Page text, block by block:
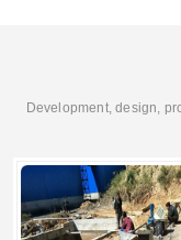
Development, design,